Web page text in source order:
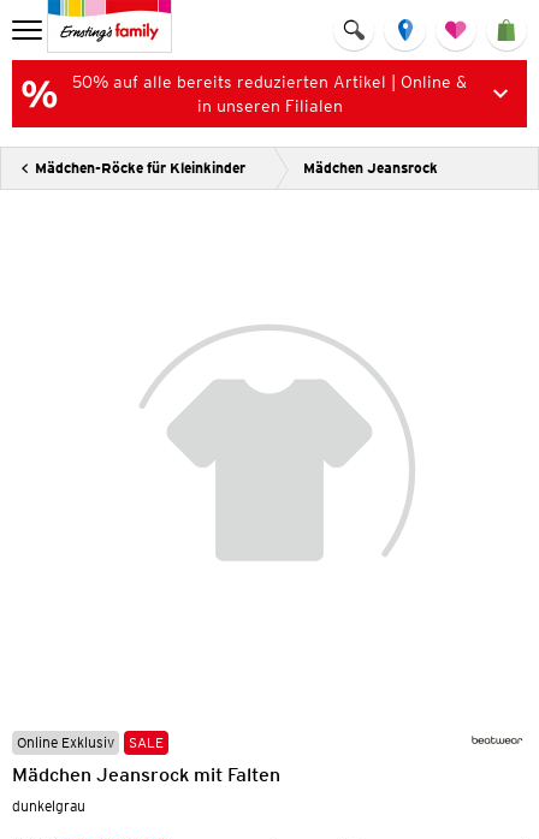
50% auf alle bereits reduzierten Artikel | Online &
in unseren Filialen
Mädchen-Röcke für Kleinkinder Mädchen Jeansrock
Online Exklusiv SALE
Mädchen Jeansrock mit Falten
dunkelgrau